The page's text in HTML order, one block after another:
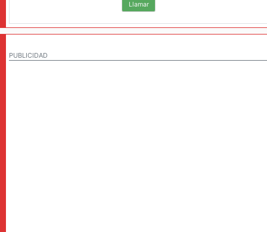
Llamar
PUBLICIDAD